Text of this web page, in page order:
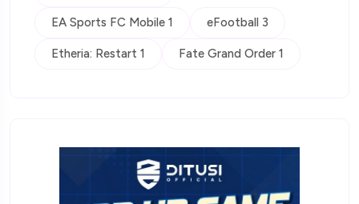
EA Sports FC Mobile 1 eFootball 3
Etheria: Restart 1 Fate Grand Order 1